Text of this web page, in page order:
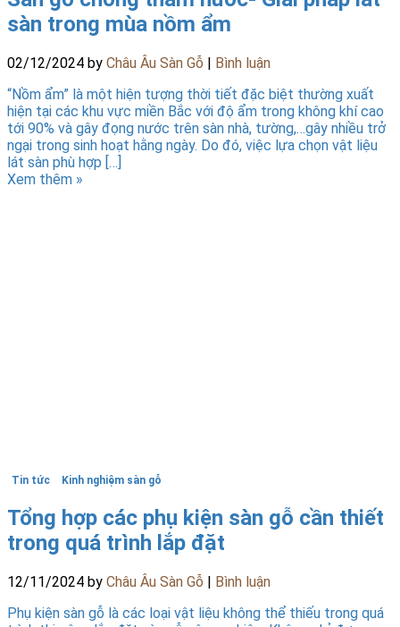
sàn trong mùa nồm ẩm
02/12/2024 by Châu Âu Sàn Gỗ | Bình luận
“Nồm ẩm” là một hiện tượng thời tiết đặc biệt thường xuất
hiện tại các khu vực miền Bắc với độ ẩm trong không khí cao
tới 90% và gây đọng nước trên sàn nhà, tường,…gây nhiều trở
ngại trong sinh hoạt hằng ngày. Do đó, việc lựa chọn vật liệu
lát sàn phù hợp […]
Xem thêm »
Tin tức Kinh nghiệm sàn gỗ
Tổng hợp các phụ kiện sàn gỗ cần thiết
trong quá trình lắp đặt
12/11/2024 by Châu Âu Sàn Gỗ
Bình luận
Phụ kiện sàn gỗ là các loại vật liệu không thể thiếu trong quá